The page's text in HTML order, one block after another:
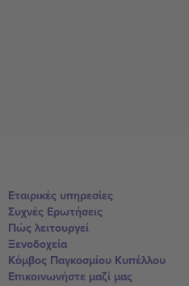
Εταιρικές υπηρεσίες
Συχνές Ερωτήσεις
Πώς λειτουργεί
Ξενοδοχεία
Κόμβος Παγκοσμίου Κυπέλλου
Επικοινωνήστε μαζί μας